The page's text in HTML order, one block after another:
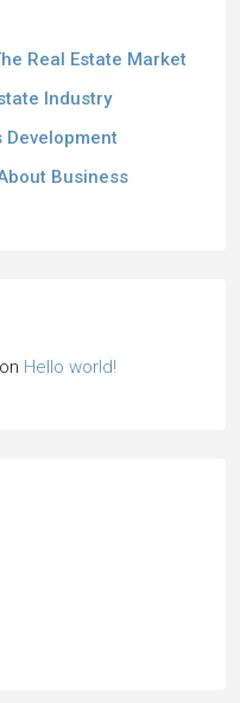
Real Estate Market
Industry
Development
Business
on Hello world!